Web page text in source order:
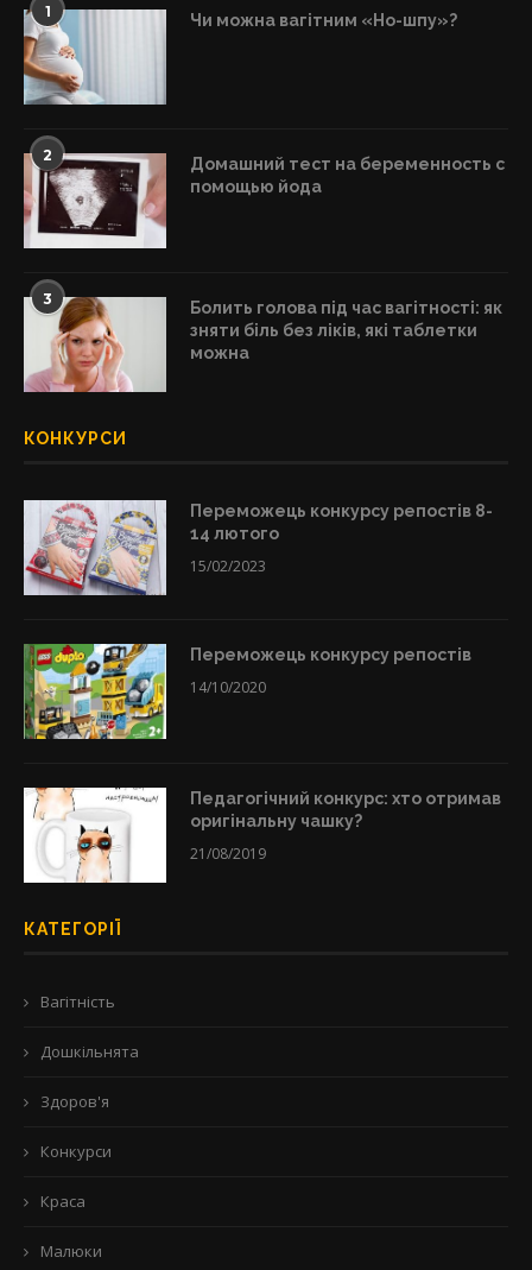
1 Чи можна вагітним «Но-шпу»?
2
Домашний тест на беременность с
помощью йода
3
Болить голова під час вагітності: як
зняти біль без ліків, які таблетки
можна
КОНКУРСИ
Переможець конкурсу репостів 8-
14 лютого
15/02/2023
Переможець конкурсу репостів
14/10/2020
Педагогічний конкурс: хто отримав
оригінальну чашку?
21/08/2019
КАТЕГОРІЇ
Вагітність
Дошкільнята
Здоров'я
Конкурси
Краса
Малюки